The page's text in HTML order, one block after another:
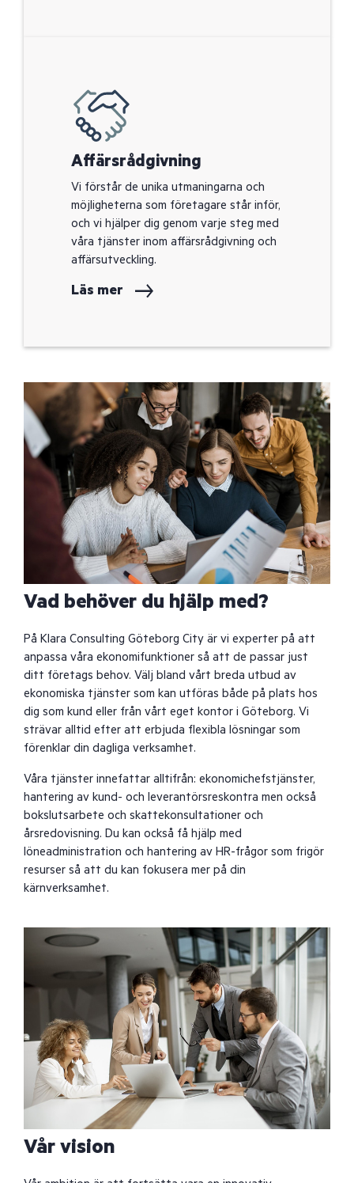
Affärsrådgivning
Vi förstår de unika utmaningarna och
möjligheterna som företagare står inför,
och vi hjälper dig genom varje steg med
våra tjänster inom affärsrådgivning och
affärsutveckling.
Läs mer
Vad behöver du hjälp med?
På Klara Consulting Göteborg City är vi experter på att
anpassa våra ekonomifunktioner så att de passar just
ditt företags behov. Välj bland vårt breda utbud av
ekonomiska tjänster som kan utföras både på plats hos
dig som kund eller från vårt eget kontor i Göteborg. Vi
strävar alltid efter att erbjuda flexibla lösningar som
förenklar din dagliga verksamhet.
Våra tjänster innefattar alltifrån: ekonomichefstjänster,
hantering av kund- och leverantörsreskontra men också
bokslutsarbete och skattekonsultationer och
årsredovisning. Du kan också få hjälp med
löneadministration och hantering av HR-frågor som frigör
resurser så att du kan fokusera mer på din
kärnverksamhet.
Vår vision